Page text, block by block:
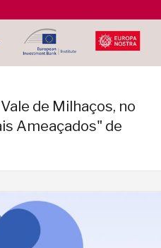
de Milhaços, no
Ameaçados" de